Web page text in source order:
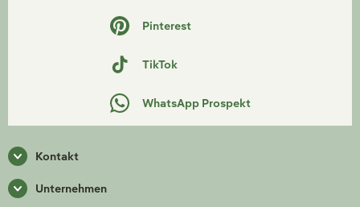
Pinterest
TikTok
WhatsApp Prospekt
Kontakt
Unternehmen